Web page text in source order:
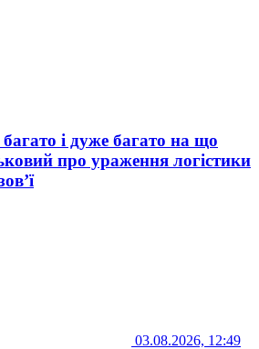
і дуже багато на що
про ураження логістики
03.08.2026, 12:49